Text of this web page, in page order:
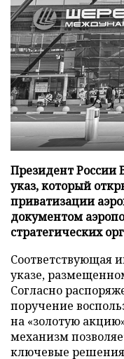
Президент
указ, который
приватизации
документом
стратегических
Соответствующая
указе,
Согласно
поручение
на «золотую
механизм
ключевые